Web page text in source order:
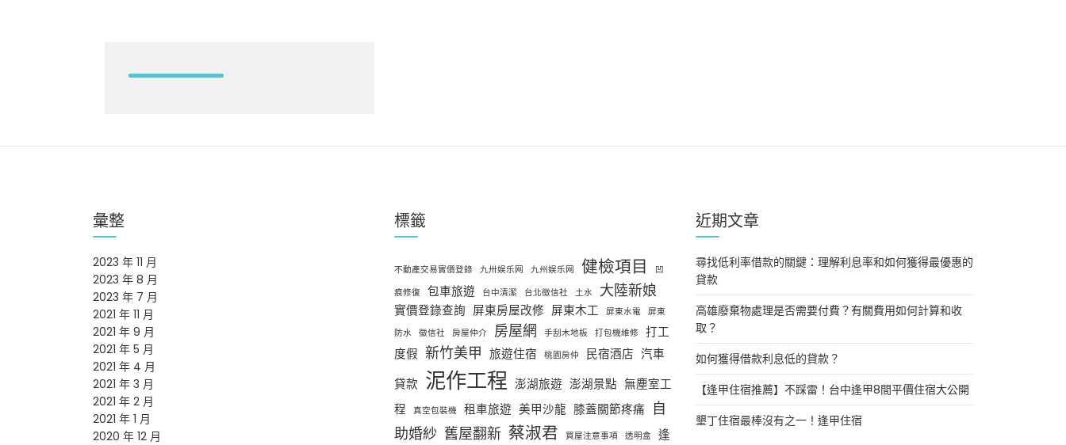
彙整
2023 年 11 月
2023 年 8 月
2023 年 7 月
2021 年 11 月
2021 年 9 月
2021 年 5 月
2021 年 4 月
2021 年 3 月
2021 年 2 月
2021 年 1 月
2020 年 12 月
標籤
不動產交易實價登錄 九卅娱乐网 九州娱乐网 健檢項目
凹
痕修復
包車旅遊 台中清潔 台北徵信社 土水 大陸新娘
實價登錄查詢 屏東房屋改修 屏東木工 屏東水電 屏東
防水 徵信社 房屋仲介 房屋網 手刮木地板 打包機維修 打工
度假 新竹美甲 旅遊住宿 桃園房仲 民宿酒店 汽車
貸款 泥作工程 澎湖旅遊 澎湖景點 無塵室工
程
真空包裝機 租車旅遊 美甲沙龍 膝蓋關節疼痛
自
助婚紗 舊屋翻新 蔡淑君 買屋注意事項 透明盒
逢
近期文章
尋找低利率借款的關鍵：理解利息率和如何獲得最優惠的
貸款
高雄廢棄物處理是否需要付費？有關費用如何計算和收
取？
如何獲得借款利息低的貸款？
【逢甲住宿推薦】不踩雷！台中逢甲8間平價住宿大公開
墾丁住宿最棒沒有之一！逢甲住宿